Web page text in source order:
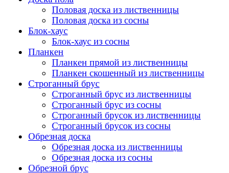
Половая доска из лиственницы
Половая доска из сосны
Блок-хаус
Блок-хаус из сосны
Планкен
Планкен прямой из лиственницы
Планкен скошенный из лиственницы
Строганный брус
Строганный брус из лиственницы
Строганный брус из сосны
Строганный брусок из лиственницы
Строганный брусок из сосны
Обрезная доска
Обрезная доска из лиственницы
Обрезная доска из сосны
Обрезной брус